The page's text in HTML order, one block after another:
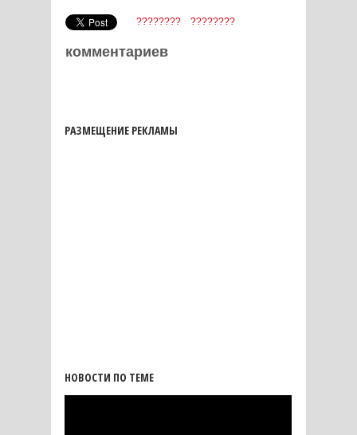
???????? ????????
комментариев
РАЗМЕЩЕНИЕ РЕКЛАМЫ
НОВОСТИ ПО ТЕМЕ